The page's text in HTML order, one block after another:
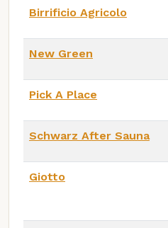
Birrificio Agricolo
New Green
Pick A Place
Schwarz After Sauna
Giotto